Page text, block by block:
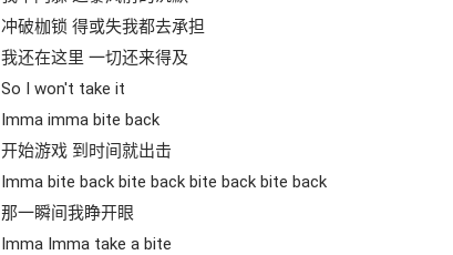
冲破枷锁 得或失我都去承担
我还在这里 一切还来得及
So I won't take it
Imma imma bite back
开始游戏 到时间就出击
Imma bite back bite back bite back bite back
那一瞬间我睁开眼
Imma Imma take a bite